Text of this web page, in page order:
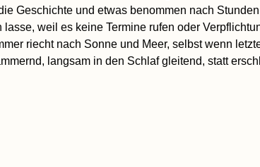
Geschichte und etwas benommen nach
weil es keine Termine rufen oder
riecht nach Sonne und Meer, selbst wenn
langsam in den Schlaf gleitend, statt